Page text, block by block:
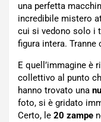
una perfetta
incredibile mistero
cui si vedono solo i
figura intera. Tranne
E quell’immagine è
collettivo al punto
hanno trovato una
foto, si è gridato
Certo, le 20 zampe